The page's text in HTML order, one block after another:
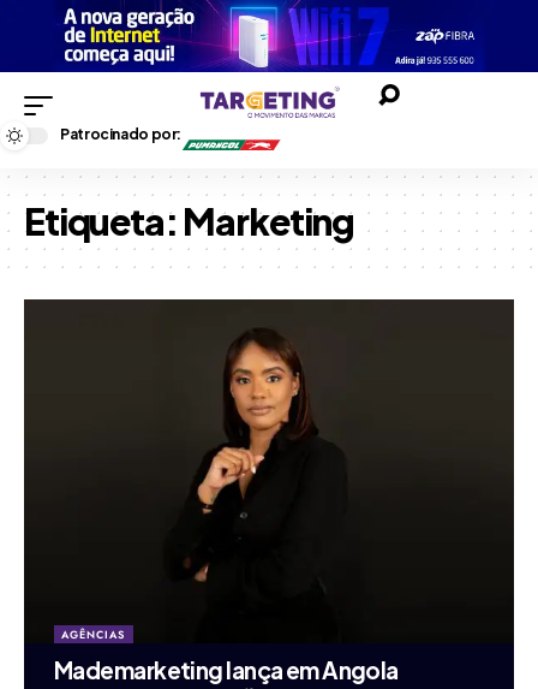
Patrocinado por:
Etiqueta: Marketing
AGÊNCIAS
Mademarketing lança em Angola